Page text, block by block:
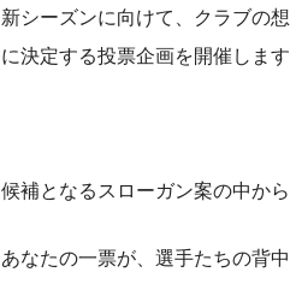
新シーズンに向けて、クラブの
に決定する投票企画を開催します
候補となるスローガン案の中か
あなたの一票が、選手たちの背